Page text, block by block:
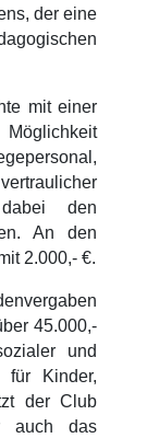
der eine
mit einer
den
An den
2.000,- €.
45.000,-
und
für Kinder,
der Club
auch das